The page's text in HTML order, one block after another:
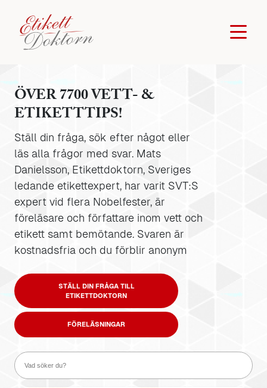
ÖVER 7700 VETT- &
ETIKETTTIPS!
Ställ din fråga, sök efter något eller
läs alla frågor med svar. Mats
Danielsson, Etikettdoktorn, Sveriges
ledande etikettexpert, har varit SVT:S
expert vid flera Nobelfester, är
föreläsare och författare inom vett och
etikett samt bemötande. Svaren är
kostnadsfria och du förblir anonym
STÄLL DIN FRÅGA TILL
ETIKETTDOKTORN
FÖRELÄSNINGAR